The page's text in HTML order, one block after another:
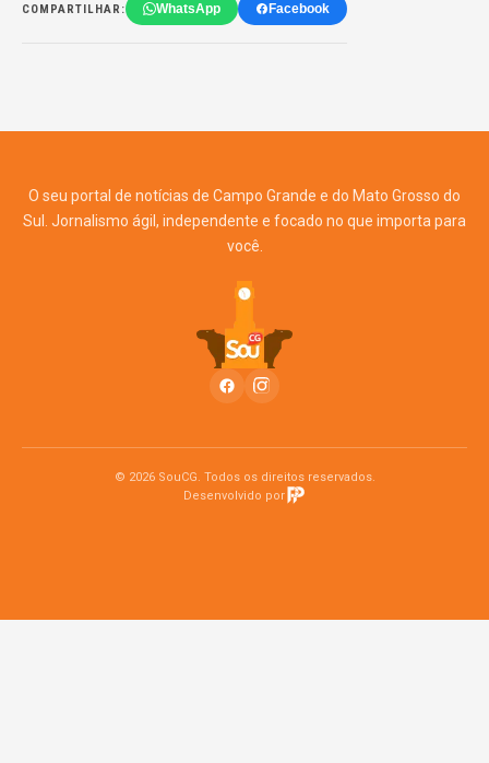
COMPARTILHAR: WhatsApp Facebook
O seu portal de notícias de Campo Grande e do Mato Grosso do
Sul. Jornalismo ágil, independente e focado no que importa para
você.
© 2026 SouCG. Todos os direitos reservados.
Desenvolvido por